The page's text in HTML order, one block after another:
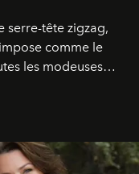
serre-tête zigzag,
comme le
les modeuses